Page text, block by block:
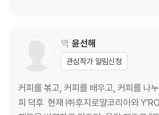
대륙봉쇄에 따른 커피 부족 131·나폴레옹
붐의 개막 135·새로운 추출기구 붐 137·
기술혁신 139·사상 최대의 커피 반대 캠페
7장 19세기 생산 사정의 이모저모
역 윤선해
관심작가 알림신청
커피를 볶고, 커피를 배우고, 커피를 나
피 덕후. 현재 ㈜후지로얄코리아와